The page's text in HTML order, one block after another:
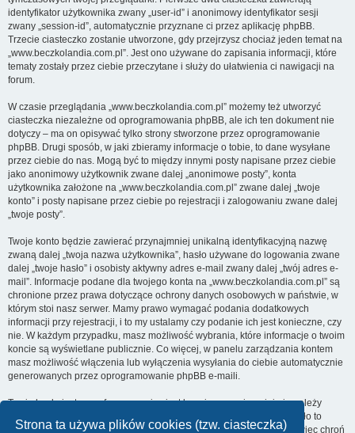
Strona ta używa plików cookies (tzw. ciasteczka)
identyfikator użytkownika zwany „user-id” i anonimowy identyfikator sesji
zwany „session-id”, automatycznie przyznane ci przez aplikację phpBB.
Trzecie ciasteczko zostanie utworzone, gdy przejrzysz chociaż jeden temat na
„www.beczkolandia.com.pl”. Jest ono używane do zapisania informacji, które
tematy zostały przez ciebie przeczytane i służy do ułatwienia ci nawigacji na
forum.
W czasie przeglądania „www.beczkolandia.com.pl” możemy też utworzyć
ciasteczka niezależne od oprogramowania phpBB, ale ich ten dokument nie
dotyczy – ma on opisywać tylko strony stworzone przez oprogramowanie
phpBB. Drugi sposób, w jaki zbieramy informacje o tobie, to dane wysyłane
przez ciebie do nas. Mogą być to między innymi posty napisane przez ciebie
jako anonimowy użytkownik zwane dalej „anonimowe posty”, konta
użytkownika założone na „www.beczkolandia.com.pl” zwane dalej „twoje
konto” i posty napisane przez ciebie po rejestracji i zalogowaniu zwane dalej
„twoje posty”.
Twoje konto będzie zawierać przynajmniej unikalną identyfikacyjną nazwę
zwaną dalej „twoja nazwa użytkownika”, hasło używane do logowania zwane
dalej „twoje hasło” i osobisty aktywny adres e-mail zwany dalej „twój adres e-
mail”. Informacje podane dla twojego konta na „www.beczkolandia.com.pl” są
chronione przez prawa dotyczące ochrony danych osobowych w państwie, w
którym stoi nasz serwer. Mamy prawo wymagać podania dodatkowych
informacji przy rejestracji, i to my ustalamy czy podanie ich jest konieczne, czy
nie. W każdym przypadku, masz możliwość wybrania, które informacje o twoim
koncie są wyświetlane publicznie. Co więcej, w panelu zarządzania kontem
masz możliwość włączenia lub wyłączenia wysyłania do ciebie automatycznie
generowanych przez oprogramowanie phpBB e-maili.
Twoje hasło jest zaszyfrowane, więc jest bezpieczne, niemniej nie należy
używać tego samego hasła na różnych witrynach internetowych. Hasło to
umożliwia dostęp do twojego konta na „www.beczkolandia.com.pl”, więc chroń